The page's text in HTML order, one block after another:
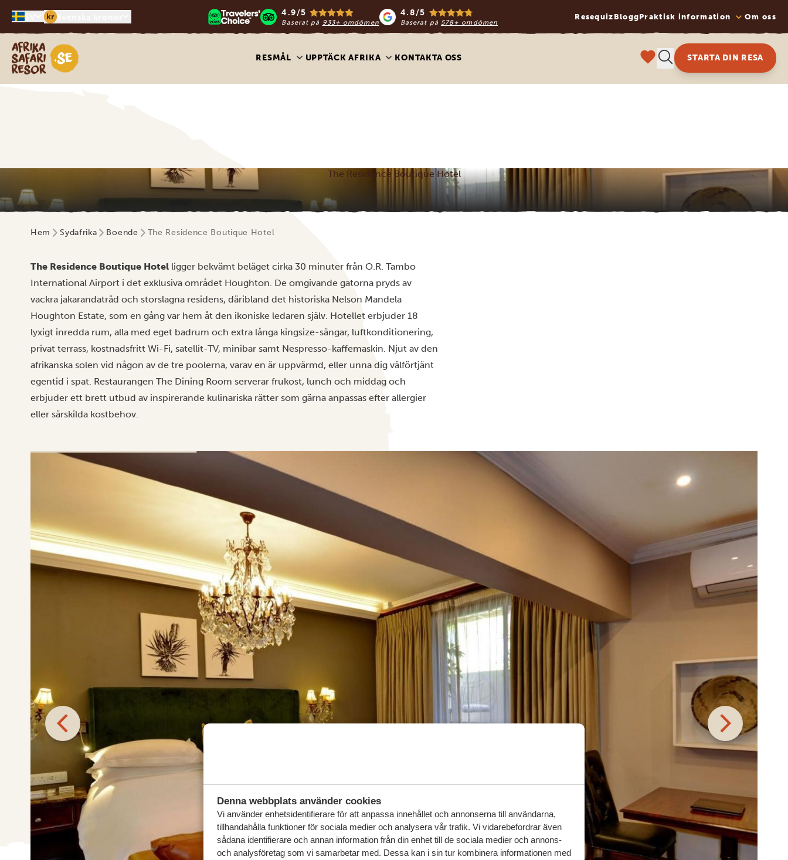
Denna webbplats använder cookies
Vi använder enhetsidentifierare för att anpassa innehållet och annonserna till användarna,
tillhandahålla funktioner för sociala medier och analysera vår trafik. Vi vidarebefordrar även
sådana identifierare och annan information från din enhet till de sociala medier och annons-
och analysföretag som vi samarbetar med. Dessa kan i sin tur kombinera informationen med
kr 4.9/5
Baserat på 933+ omdömen
4.8/5
Baserat på 578+ omdömen
Resequiz BloggPraktisk information Om oss
Safari-resor i Afrika
RESMÅL UPPTÄCK AFRIKA KONTAKTA OSS STARTA DIN RESA
The Residence Boutique Hotel
Hem Sydafrika Boende The Residence Boutique Hotel
The Residence Boutique Hotel ligger bekvämt beläget cirka 30 minuter från O.R. Tambo
International Airport i det exklusiva området Houghton. De omgivande gatorna pryds av
vackra jakarandaträd och storslagna residens, däribland det historiska Nelson Mandela
Houghton Estate, som en gång var hem åt den ikoniske ledaren själv. Hotellet erbjuder 18
lyxigt inredda rum, alla med eget badrum och extra långa kingsize-sängar, luftkonditionering,
privat terrass, kostnadsfritt Wi-Fi, satellit-TV, minibar samt Nespresso-kaffemaskin. Njut av den
afrikanska solen vid någon av de tre poolerna, varav en är uppvärmd, eller unna dig välförtjänt
egentid i spat. Restaurangen The Dining Room serverar frukost, lunch och middag och
erbjuder ett brett utbud av inspirerande kulinariska rätter som gärna anpassas efter allergier
eller särskilda kostbehov.